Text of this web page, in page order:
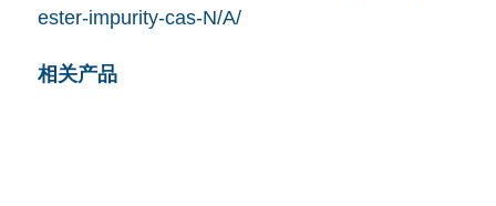
ester-impurity-cas-N/A/
相关产品